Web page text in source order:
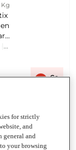
Kg
Co
for strictly
and
general and
your browsing